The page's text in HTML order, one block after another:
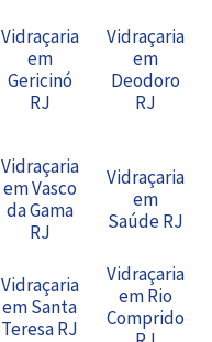
Vidraçaria
em
Gericinó
RJ
Vidraçaria
em
Deodoro
RJ
Vidraçaria
em Vasco
da Gama
RJ
Vidraçaria
em
Saúde RJ
Vidraçaria
em Santa
Teresa RJ
Vidraçaria
em Rio
Comprido